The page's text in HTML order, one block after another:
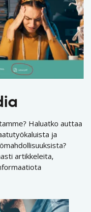
Haluatko auttaa
ja
artikkeleita,